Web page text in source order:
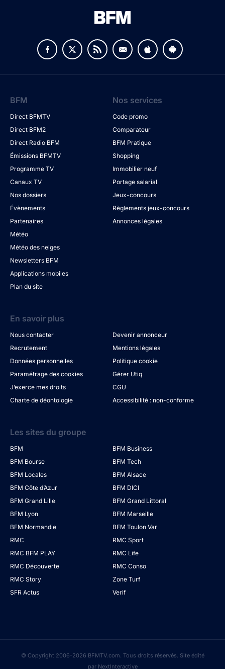
BFM
Direct BFMTV
Direct BFM2
Direct Radio BFM
Émissions BFMTV
Programme TV
Canaux TV
Nos dossiers
Évènements
Partenaires
Météo
Météo des neiges
Newsletters BFM
Applications mobiles
Plan du site
Nos services
Code promo
Comparateur
BFM Pratique
Shopping
Immobilier neuf
Portage salarial
Jeux-concours
Règlements jeux-concours
Annonces légales
En savoir plus
Nous contacter
Devenir annonceur
Recrutement
Mentions légales
Données personnelles
Politique cookie
Paramétrage des cookies
Gérer Utiq
J’exerce mes droits
CGU
Charte de déontologie
Accessibilité : non-conforme
Les sites du groupe
BFM
BFM Business
BFM Bourse
BFM Tech
BFM Locales
BFM Alsace
BFM Côte d’Azur
BFM DICI
BFM Grand Lille
BFM Grand Littoral
BFM Lyon
BFM Marseille
BFM Normandie
BFM Toulon Var
RMC
RMC Sport
RMC BFM PLAY
RMC Life
RMC Découverte
RMC Conso
RMC Story
Zone Turf
SFR Actus
Verif
© Copyright 2006-2026 BFMTV.com. Tous droits réservés. Site édité
par NextInteractive